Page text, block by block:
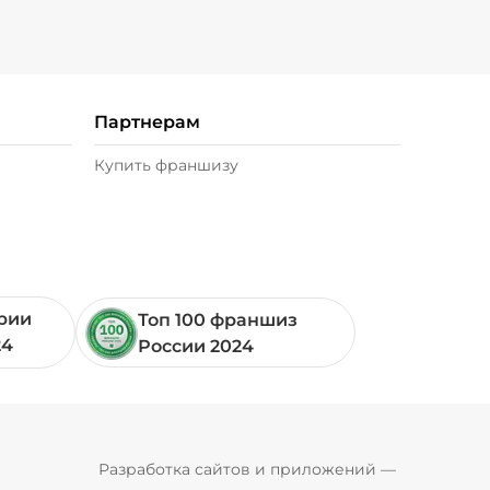
Партнерам
Купить франшизу
Топ 100 франшиз
России 2024
Разработка сайтов и приложений —